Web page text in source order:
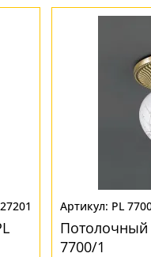
27201 PL
Потолочный
7700/1